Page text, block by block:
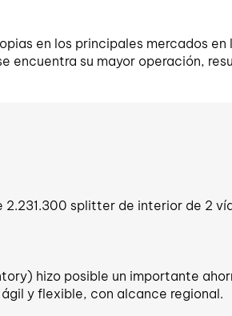
en los principales mercados
encuentra su mayor operación,
splitter de interior de 2
hizo posible un importante
y flexible, con alcance regional.